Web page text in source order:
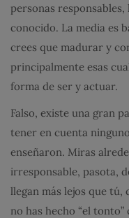
personas
conocido. La media es
crees que madurar y
principalmente esas
forma de ser y actuar.
Falso, existe una gran
tener en cuenta
enseñaron. Miras
irresponsable, pasota,
llegan más lejos que
no has hecho “el